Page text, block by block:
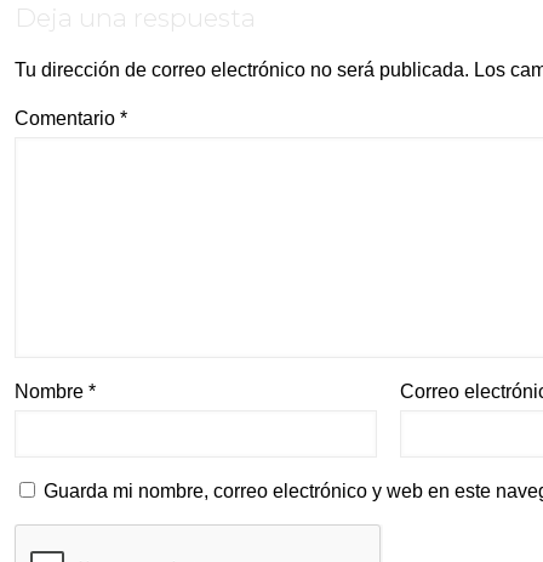
Deja una respuesta
Tu dirección de correo electrónico no será publicada. Los
Comentario *
Nombre * Correo
Guarda mi nombre, correo electrónico y web en este